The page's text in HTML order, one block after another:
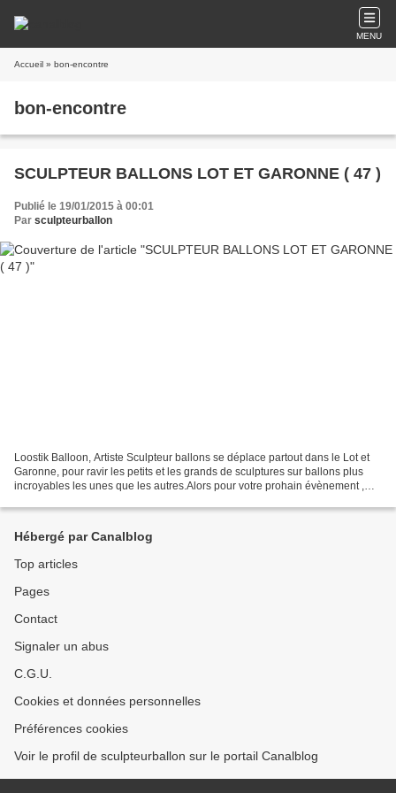
MENU
Accueil » bon-encontre
bon-encontre
SCULPTEUR BALLONS LOT ET GARONNE ( 47 )
Publié le 19/01/2015 à 00:01
Par sculpteurballon
Loostik Balloon, Artiste Sculpteur ballons se déplace partout dans le Lot et
Garonne, pour ravir les petits et les grands de sculptures sur ballons plus
incroyables les unes que les autres.Alors pour votre prohain évènement ,
Hébergé par Canalblog
Top articles
Pages
Contact
Signaler un abus
C.G.U.
Cookies et données personnelles
Préférences cookies
Voir le profil de sculpteurballon sur le portail Canalblog